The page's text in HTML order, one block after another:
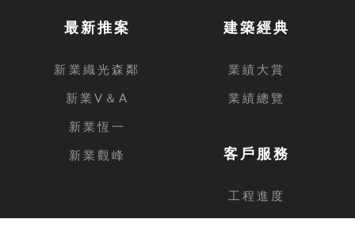
最新推案
新業織光森鄰
新業V＆A
新業恆一
新業觀峰
建築經典
業績大賞
業績總覽
客戶服務
工程進度